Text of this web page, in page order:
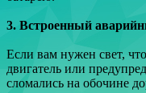
3. Встроенный
Если вам нужен свет,
двигатель или
сломались на обочине